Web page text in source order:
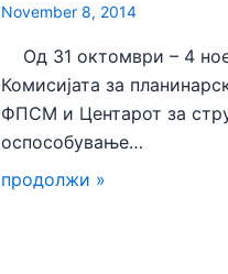
November 8, 2014
Од 31 октомври – 4
Комисијата за
ФПСМ и Центарот за
оспособување…
продолжи »